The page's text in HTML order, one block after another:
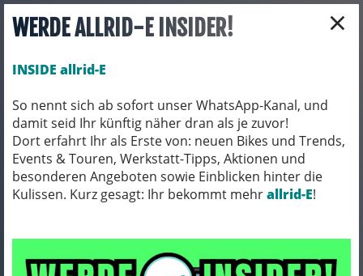
×
WERDE ALLRID-E INSIDER!
INSIDE allrid-E
So nennt sich ab sofort unser WhatsApp-Kanal, und
damit seid Ihr künftig näher dran als je zuvor!
Dort erfahrt Ihr als Erste von: neuen Bikes und Trends,
Events & Touren, Werkstatt-Tipps, Aktionen und
besonderen Angeboten sowie Einblicken hinter die
Kulissen. Kurz gesagt: Ihr bekommt mehrallrid-E!
Toggle navigation
E-BIKES
E-MOUNTAINBIKES